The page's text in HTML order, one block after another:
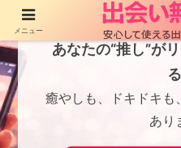
あなたの“推し”が
癒やしも、ドキドキも
あり
メニュー